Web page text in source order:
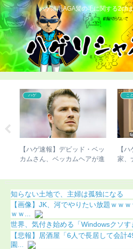
ハゲ薄毛AGA髪の毛に関する2ch
ハゲ
【ハゲ速報】デビッド・ベッ
カムさん、ベッカムヘアが進
こ
【
家、
知らない土地で、主婦は孤独になる
【画像】JK、河でやりたい放題ｗｗ
ｗｗ...
世界、気付き始める「Windowsクソ
【悲報】居酒屋「6人で長居して会計
園...